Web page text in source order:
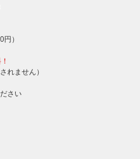
）
れません）
さい